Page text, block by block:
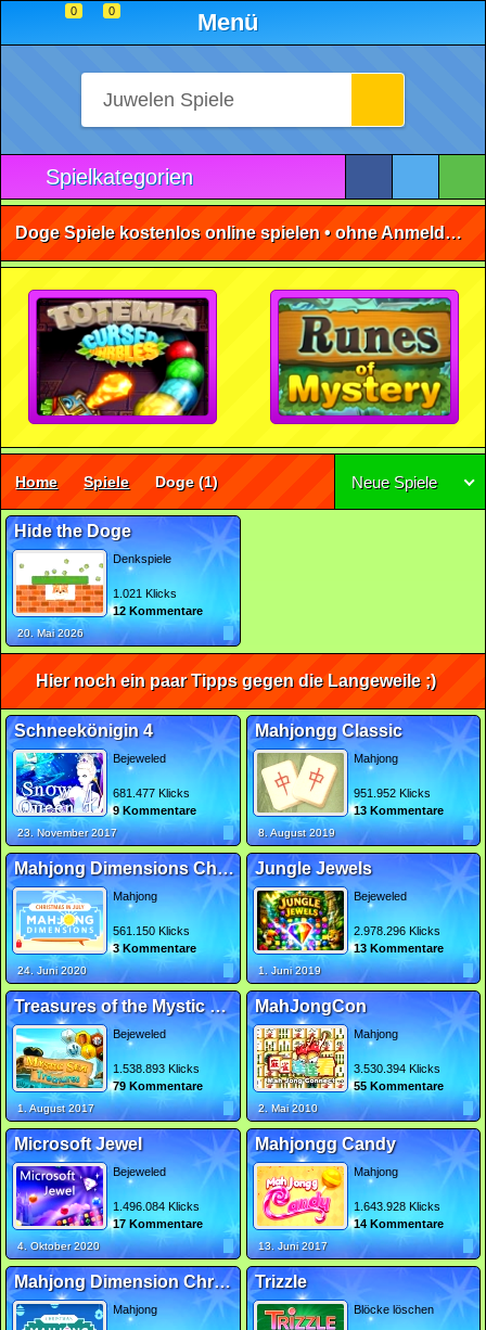
0 0 Menü
Spielkategorien
Doge Spiele kostenlos online spielen • ohne Anmeldung 🕹️
Home Spiele Doge(1) Neue Spiele
Hide the Doge
Denkspiele
1.021 Klicks
12 Kommentare
20. Mai 2026
Hier noch ein paar Tipps gegen die Langeweile ;)
Schneekönigin 4
Bejeweled
681.477 Klicks
9 Kommentare
23. November 2017
Mahjongg Classic
Mahjong
951.952 Klicks
13 Kommentare
8. August 2019
Mahjong Dimensions Christmas in July
Mahjong
561.150 Klicks
3 Kommentare
24. Juni 2020
Jungle Jewels
Bejeweled
2.978.296 Klicks
13 Kommentare
1. Juni 2019
Treasures of the Mystic Sea 2
Bejeweled
1.538.893 Klicks
79 Kommentare
1. August 2017
MahJongCon
Mahjong
3.530.394 Klicks
55 Kommentare
2. Mai 2010
Microsoft Jewel
Bejeweled
1.496.084 Klicks
17 Kommentare
4. Oktober 2020
Mahjongg Candy
Mahjong
1.643.928 Klicks
14 Kommentare
13. Juni 2017
Mahjong Dimension Christmas
Mahjong
Trizzle
Blöcke löschen